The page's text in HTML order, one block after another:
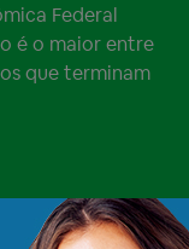
Federal
é o maior entre
que terminam